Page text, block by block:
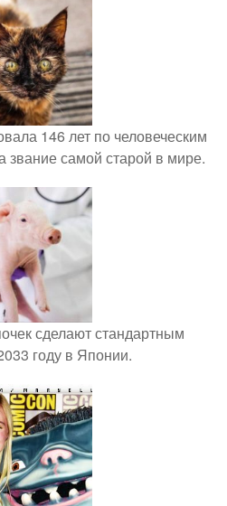
146 лет по человеческим
звание самой старой в мире.
сделают стандартным
году в Японии.